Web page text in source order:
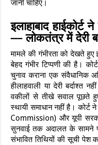
जानी चाहिए।
इलाहाबाद
— लोकतंत्र में देरी
मामले की गंभीरता को देखते हुए
बेहद गंभीर टिप्पणी की है।
चुनाव कराना एक संवैधानिक
हीलाहवाली या देरी
वकीलों से तीखे सवाल पूछते
स्थायी समाधान नहीं है। कोर्ट
Commission) और यूपी
सुनवाई तक अदालत के सामने
संभावित तिथियों की सूची